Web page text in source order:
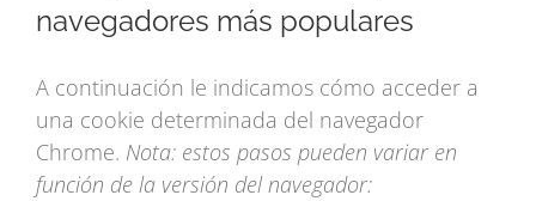
navegadores más populares
A continuación le indicamos cómo acceder a
una cookie determinada del navegador
Chrome. Nota: estos pasos pueden variar en
función de la versión del navegador: